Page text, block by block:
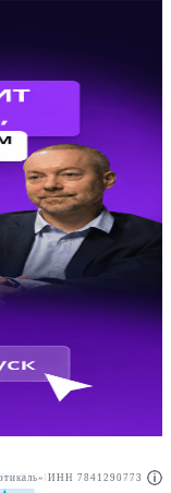
ИНН: 7708095468
ИНН 7841290773